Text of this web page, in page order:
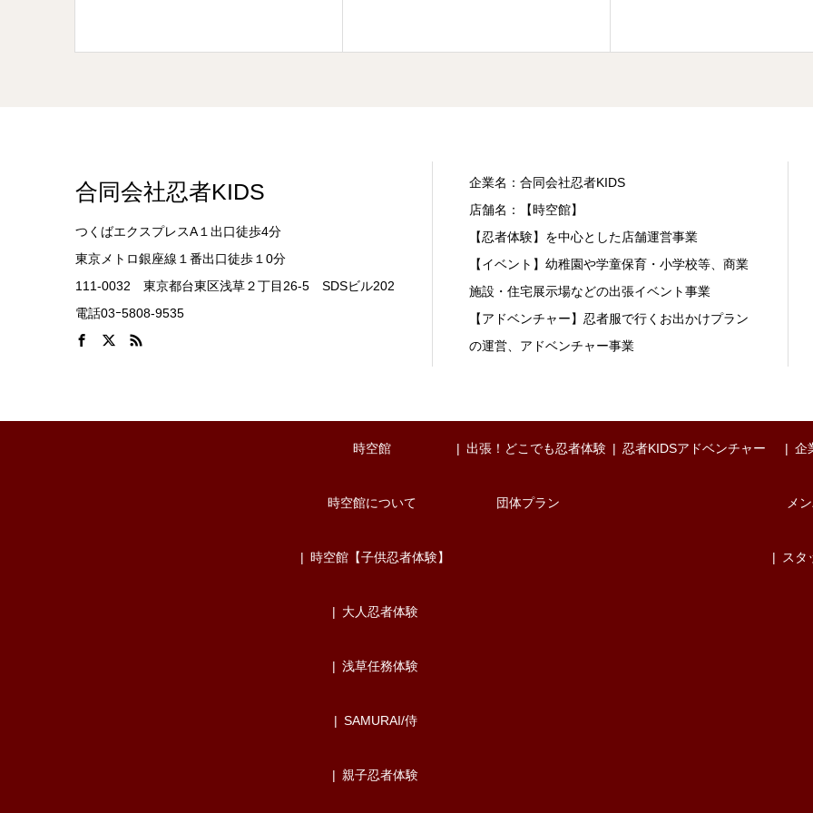
合同会社忍者KIDS
つくばエクスプレスA１出口徒歩4分
東京メトロ銀座線１番出口徒歩１0分
111-0032 東京都台東区浅草２丁目26-5 SDSビル202
電話03ｰ5808-9535
企業名：合同会社忍者KIDS
店舗名：【時空館】
【忍者体験】を中心とした店舗運営事業
【イベント】幼稚園や学童保育・小学校等、商業
施設・住宅展示場などの出張イベント事業
【アドベンチャー】忍者服で行くお出かけプラン
の運営、アドベンチャー事業
時空館
時空館について
時空館【子供忍者体験】
大人忍者体験
浅草任務体験
SAMURAI/侍
親子忍者体験
出張！どこでも忍者体験
団体プラン
忍者KIDSアドベンチャー 企
メ
スタ